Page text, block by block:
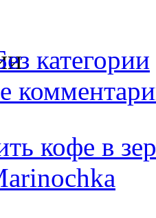
категории
кофе в